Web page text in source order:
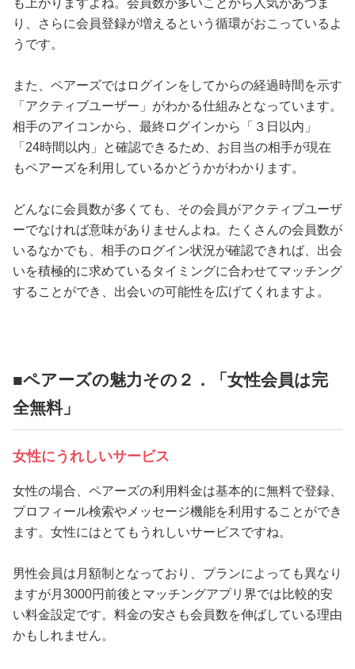
も上がりますよね。会員数が多いことから人気があつま
り、さらに会員登録が増えるという循環がおこっているよ
うです。
また、ペアーズではログインをしてからの経過時間を示す
「アクティブユーザー」がわかる仕組みとなっています。
相手のアイコンから、最終ログインから「３日以内」
「24時間以内」と確認できるため、お目当の相手が現在
もペアーズを利用しているかどうかがわかります。
どんなに会員数が多くても、その会員がアクティブユーザ
ーでなければ意味がありませんよね。たくさんの会員数が
いるなかでも、相手のログイン状況が確認できれば、出会
いを積極的に求めているタイミングに合わせてマッチング
することができ、出会いの可能性を広げてくれますよ。
■ペアーズの魅力その２．「女性会員は完
全無料」
女性にうれしいサービス
女性の場合、ペアーズの利用料金は基本的に無料で登録、
プロフィール検索やメッセージ機能を利用することができ
ます。女性にはとてもうれしいサービスですね。
男性会員は月額制となっており、プランによっても異なり
ますが月3000円前後とマッチングアプリ界では比較的安
い料金設定です。料金の安さも会員数を伸ばしている理由
かもしれません。